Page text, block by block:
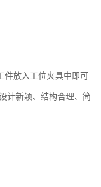
件放入工位夹具中即可
计新颖、结构合理、简